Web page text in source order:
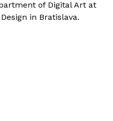
of Digital Art at
in Bratislava.